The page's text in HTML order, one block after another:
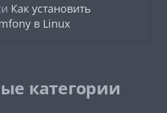
Как установить
в Linux
категории